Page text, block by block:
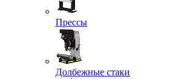
Прессы
Долбежные стаки